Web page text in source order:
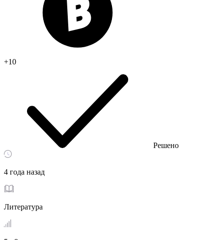
+10
Решено
4 года назад
Литература